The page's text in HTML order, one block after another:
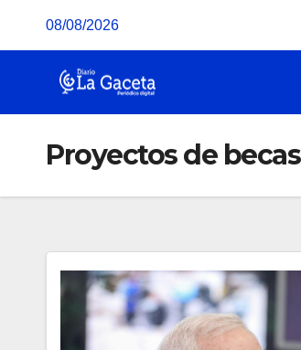
08/08/2026
Proyectos de becas